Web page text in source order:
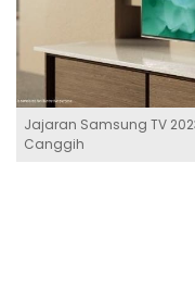
Jajaran Samsung TV
Canggih